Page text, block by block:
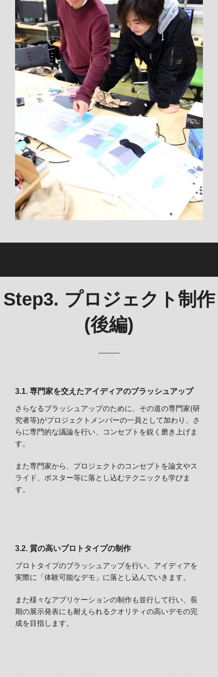
Step3. プロジェクト制作
(後編)
3.1. 専門家を交えたアイディアのブラッシュアップ
さらなるブラッシュアップのために、その道の専門家(研
究者等)がプロジェクトメンバーの一員として加わり、さ
らに専門的な議論を行い、コンセプトを鋭く磨き上げま
す。
また専門家から、プロジェクトのコンセプトを論文やス
ライド、ポスター等に落とし込むテクニックも学びま
す。
3.2. 質の高いプロトタイプの制作
プロトタイプのブラッシュアップを行い、アイディアを
実際に「体験可能なデモ」に落とし込んでいきます。
また様々なアプリケーションの制作も並行して行い、長
期の展示発表にも耐えられるクオリティの高いデモの完
成を目指します。